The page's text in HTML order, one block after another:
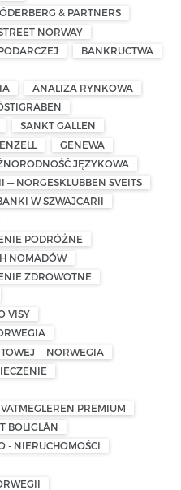
& PARTNERS
NORWAY
BANKRUCTWA
ANALIZA RYNKOWA
SANKT GALLEN
GENEWA
JĘZYKOWA
— NORGESKLUBBEN SVEITS
W SZWAJCARII
PODRÓŻNE
NOMADÓW
ZDROWOTNE
VISY
— NORWEGIA
PREMIUM
BOLIGLÅN
- NIERUCHOMOŚCI